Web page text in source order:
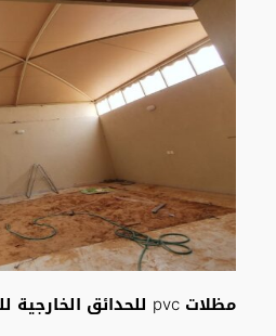
مظلات pvc للحدائق الخارجية للمنازل